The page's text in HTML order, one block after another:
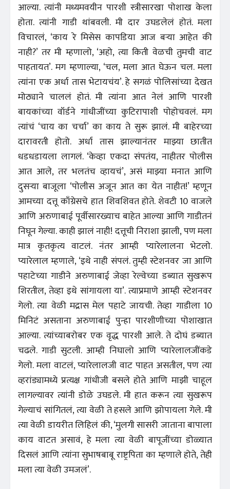
आल्या. त्यांनी मध्यमवयीन पारशी स्त्रीसारखा पोशाख केला
होता. त्यांनी गाडी थांबवली. मी दार उघडलेलं होतं. मला
विचारलं, ‘काय रे मिसेस कापडिया आज बऱ्या आहेत की
नाही?’ तर मी म्हणालो, ‘अहो, त्या किती वेळची तुमची वाट
पाहतायत’. मग म्हणाल्या, ‘चल, मला आत घेऊन चल. मला
त्यांना एक अर्धा तास भेटायचंय’. हे सगळं पोलिसांच्या देखत
मोठ्याने चाललं होतं. मी त्यांना आत नेलं आणि पारशी
बायकांच्या वॉर्डने गांधीजींच्या कुटिरापाशी पोहोचवलं. मग
त्यांचं ‘चाय का चर्चा’ का काय ते सुरू झालं. मी बाहेरच्या
दारावरती होतो. अर्धा तास झाल्यानंतर माझ्या छातीत
धडधडायला लागलं. ‘केव्हा एकदा संपतंय, नाहीतर पोलीस
आत आले, तर भलतंच व्हायचं’, असं माझ्या मनात आणि
दुसऱ्या बाजूला ‘पोलीस अजून आत का येत नाहीत!’ म्हणून
आमच्या दत्तू काँग्रेसचे हात शिवशिवत होते. शेवटी 10 वाजले
आणि अरुणाबाई पूर्वीसारख्याच बाहेत आल्या आणि गाडीतनं
निघून गेल्या. काही झालं नाही! दत्तूची निराशा झाली, पण मला
मात्र कृतकृत्य वाटलं. नंतर आम्ही प्यारेलालना भेटलो.
प्यारेलाल म्हणाले, ‘इथे नाही संपलं. तुम्ही स्टेशनवर जा आणि
पहाटेच्या गाडीने अरुणाबाई जेव्हा रेल्वेच्या डब्यात सुखरूप
शिरतील, तेव्हा इथे सांगायला या’. त्याप्रमाणे आम्ही स्टेशनवर
गेलो. त्या वेळी मद्रास मेल पहाटे जायची. तेव्हा गाडीला 10
मिनिटं असताना अरुणाबाई पुन्हा पारशीणीच्या पोशाखात
आल्या. त्यांच्याबरोबर एक वृद्ध पारशी आले. ते दोघं डब्यात
चढले. गाडी सुटली. आम्ही निघालो आणि प्यारेलालजींकडे
गेलो. मला वाटलं, प्यारेलालजी वाट पाहत असतील, पण त्या
व्हरांड्यामध्ये प्रत्यक्ष गांधीजी बसले होते आणि माझी चाहूल
लागल्यावर त्यांनी डोळे उघडले. मी हात करून त्या सुखरूप
गेल्याचं सांगितलं, त्या वेळी ते हसले आणि झोपायला गेले. मी
त्या वेळी डायरीत लिहिलं की, ‘मुलगी सासरी जाताना बापाला
काय वाटत असावं, हे मला त्या वेळी बापूजींच्या डोळ्यात
दिसलं आणि त्यांना सुभाषबाबू राष्ट्रपिता का म्हणाले होते, तेही
मला त्या वेळी उमजलं’.